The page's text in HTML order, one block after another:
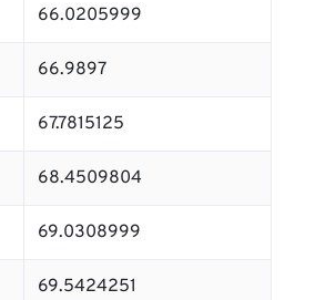
66.0205999
66.9897
67.7815125
68.4509804
69.0308999
69.5424251